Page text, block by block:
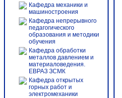
Кафедра механики и
машиностроения
Кафедра непрерывного
педагогического
образования и методики
обучения
Кафедра обработки
металлов давлением и
материаловедения.
ЕВРАЗ ЗСМК
Кафедра открытых
горных работ и
электромеханики